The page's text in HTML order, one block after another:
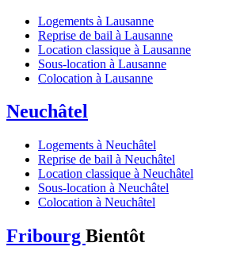
Logements à Lausanne
Reprise de bail à Lausanne
Location classique à Lausanne
Sous-location à Lausanne
Colocation à Lausanne
Neuchâtel
Logements à Neuchâtel
Reprise de bail à Neuchâtel
Location classique à Neuchâtel
Sous-location à Neuchâtel
Colocation à Neuchâtel
Fribourg Bientôt